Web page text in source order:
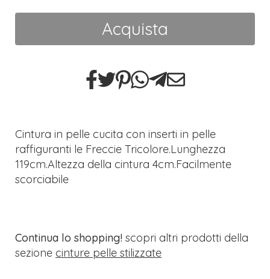
Acquista
Cintura in pelle cucita con inserti in pelle
raffiguranti le Freccie Tricolore.Lunghezza
119cm.Altezza della cintura 4cm.Facilmente
scorciabile
Continua lo shopping! scopri altri prodotti della
sezione cinture pelle stilizzate